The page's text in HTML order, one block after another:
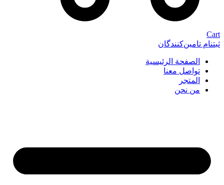
Cart
ثبتنام تامین‌کنندگان
الصفحة الرئيسية
تواصل معنا
المتجر
من نحن